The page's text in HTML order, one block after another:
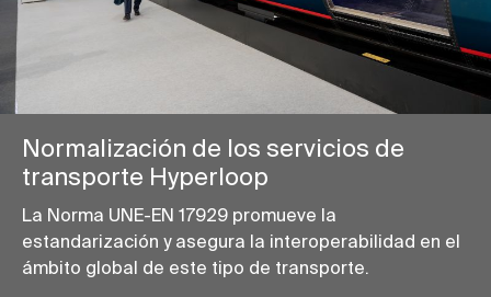
Normalización de los servicios de
transporte Hyperloop
La Norma UNE-EN 17929 promueve la
estandarización y asegura la interoperabilidad en el
ámbito global de este tipo de transporte.